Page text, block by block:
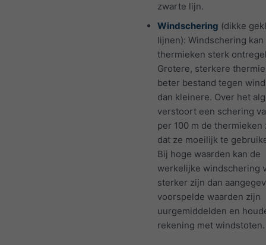
zwarte lijn.
Windschering (dikke
lijnen): Windschering kan
thermieken sterk
Grotere, sterkere
beter bestand tegen
dan kleinere. Over het
verstoort een schering
per 100 m de thermieken
dat ze moeilijk te
Bij hoge waarden kan de
werkelijke windschering
sterker zijn dan
voorspelde waarden zijn
uurgemiddelden en
rekening met windstoten.